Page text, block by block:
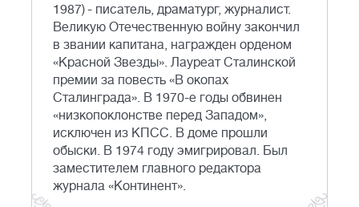
1987) - писатель, драматург, журналист.
Великую Отечественную войну закончил
в звании капитана, награжден орденом
«Красной Звезды». Лауреат Сталинской
премии за повесть «В окопах
Сталинграда». В 1970-е годы обвинен
«низкопоклонстве перед Западом»,
исключен из КПСС. В доме прошли
обыски. В 1974 году эмигрировал. Был
заместителем главного редактора
журнала «Континент».